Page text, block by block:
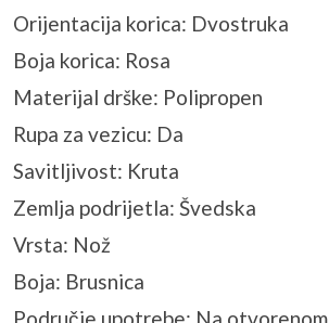
Orijentacija korica: Dvostruka
Boja korica: Rosa
Materijal drške: Polipropen
Rupa za vezicu: Da
Savitljivost: Kruta
Zemlja podrijetla: Švedska
Vrsta: Nož
Boja: Brusnica
Područje upotrebe: Na otvorenom